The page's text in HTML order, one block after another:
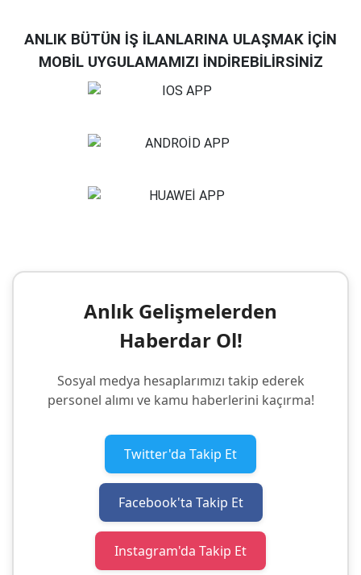
ANLIK BÜTÜN İŞ İLANLARINA ULAŞMAK İÇİN
MOBİL UYGULAMAMIZI İNDİREBİLİRSİNİZ
Anlık Gelişmelerden
Haberdar Ol!
Sosyal medya hesaplarımızı takip ederek
personel alımı ve kamu haberlerini kaçırma!
Twitter'da Takip Et
Facebook'ta Takip Et
Instagram'da Takip Et